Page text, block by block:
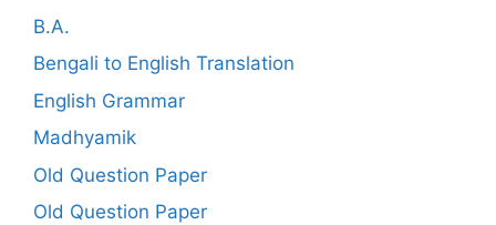
B.A.
Bengali to English Translation
English Grammar
Madhyamik
Old Question Paper
Old Question Paper